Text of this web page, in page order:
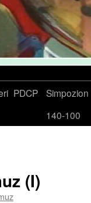
PDCP
140-100
(I)